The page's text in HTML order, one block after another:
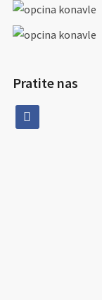
Pratite nas
facebook